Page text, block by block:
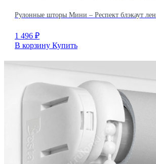
Рулонные шторы Мини – Респект блэкаут лен
1 496 ₽
В корзину Купить